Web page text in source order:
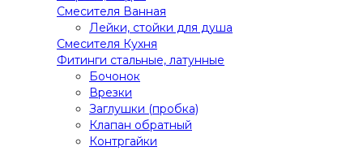
Смесителя Ванная
Лейки, стойки для душа
Смесителя Кухня
Фитинги стальные, латунные
Бочонок
Врезки
Заглушки (пробка)
Клапан обратный
Контргайки